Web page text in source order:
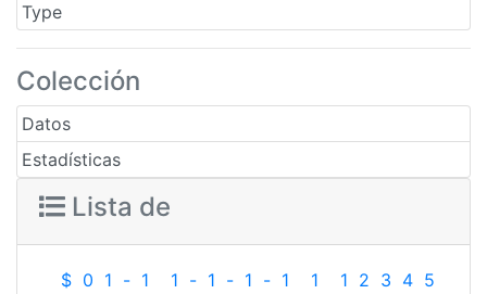
Type
Colección
Datos
Estadísticas
Lista de
$ 0 1 - 1 1 - 1 - 1 - 1 1 1 2 3 4 5